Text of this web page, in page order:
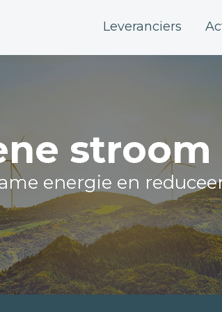
Leveranciers
stroom
energie en